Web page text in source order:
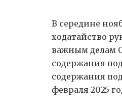
В середине
ходатайство
важным делам
содержания
содержания
февраля 2025